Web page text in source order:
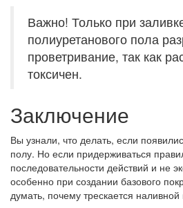
Важно! Только при
полиуретанового пола
проветривание, так как
токсичен.
Заключение
Вы узнали, что делать, если
полу. Но если придерживаться
последовательности действий и не
особенно при создании базового
думать, почему трескается наливной